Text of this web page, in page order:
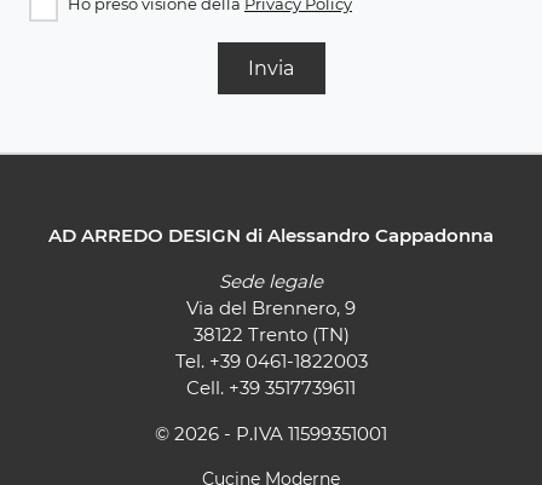
Ho preso visione della Privacy Policy
Invia
AD ARREDO DESIGN di Alessandro Cappadonna
Sede legale
Via del Brennero, 9
38122 Trento (TN)
Tel. +39 0461-1822003
Cell. +39 3517739611
© 2026 - P.IVA 11599351001
Cucine Moderne